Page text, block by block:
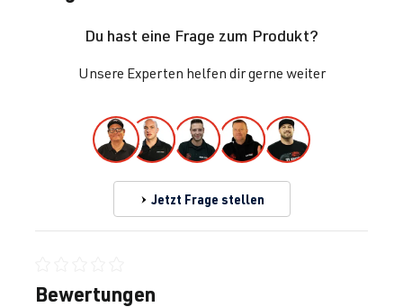
Du hast eine Frage zum Produkt?
Unsere Experten helfen dir gerne weiter
Jetzt Frage stellen
Durchschnittliche Bewertung von 0 von 5 Sternen
Bewertungen